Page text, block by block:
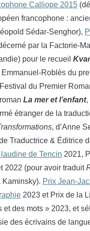
Calliope 2015
francophone :
Sédar-Senghor),
par la Factorie-
pour le recueil
Roblès du
du Premier
La mer et l’enfant,
étranger de la
, d’Anne
Traductrice & Éditrice
de Tencin 2021,
2022 (pour avoir traduit
Kaminsky). Prix Jean-
2023 et Prix de la
et des mots » 2023, et
des écrivains de